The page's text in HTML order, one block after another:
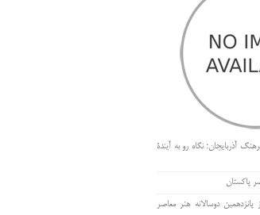
آذربایجان؛ نگاه رو به آیندۀ
پاکستان
دوسالانه هنر معاصر